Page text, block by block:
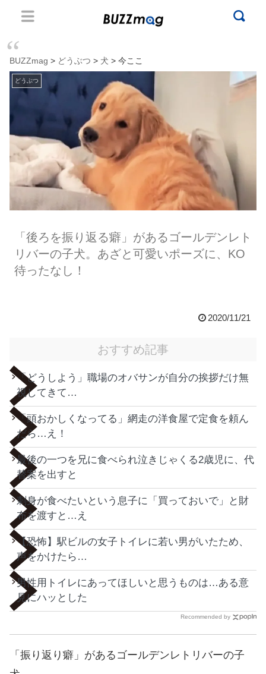
BUZZmag > どうぶつ > 犬 > 今ここ
どうぶつ
「後ろを振り返る癖」があるゴールデンレト
リバーの子犬。あざと可愛いポーズに、KO
待ったなし！
2020/11/21
おすすめ記事
「どうしよう」職場のオバサンが自分の挨拶だけ無
視してきて…
「頭おかしくなってる」網走の洋食屋で定食を頼ん
だら…え！
最後の一つを兄に食べられ泣きじゃくる2歳児に、代
替案を出すと
刺身が食べたいという息子に「買っておいで」と財
布を渡すと…え
【恐怖】駅ビルの女子トイレに若い男がいたため、
声をかけたら…
男性用トイレにあってほしいと思うものは…ある意
見にハッとした
Recommended by
「振り返り癖」があるゴールデンレトリバーの子